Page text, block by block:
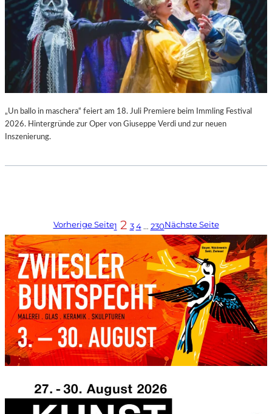
„Un ballo in maschera“ feiert am 18. Juli Premiere beim Immling Festival
2026. Hintergründe zur Oper von Giuseppe Verdi und zur neuen
Inszenierung.
Vorherige Seite1 2 3 4 … 230Nächste Seite